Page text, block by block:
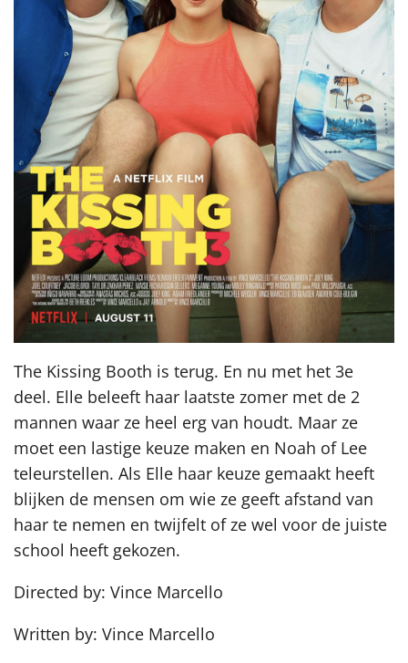
The Kissing Booth is terug. En nu met het 3e
deel. Elle beleeft haar laatste zomer met de 2
mannen waar ze heel erg van houdt. Maar ze
moet een lastige keuze maken en Noah of Lee
teleurstellen. Als Elle haar keuze gemaakt heeft
blijken de mensen om wie ze geeft afstand van
haar te nemen en twijfelt of ze wel voor de juiste
school heeft gekozen.
Directed by: Vince Marcello
Written by: Vince Marcello